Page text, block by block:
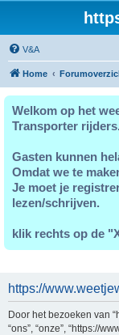
V&A
Home
Welkom op het
Transporter rijders.
Gasten kunnen
Omdat we te
Je moet je
lezen/schrijven.
klik rechts op de
https://
Door het bezoeken van
“ons”, “onze”, “https://